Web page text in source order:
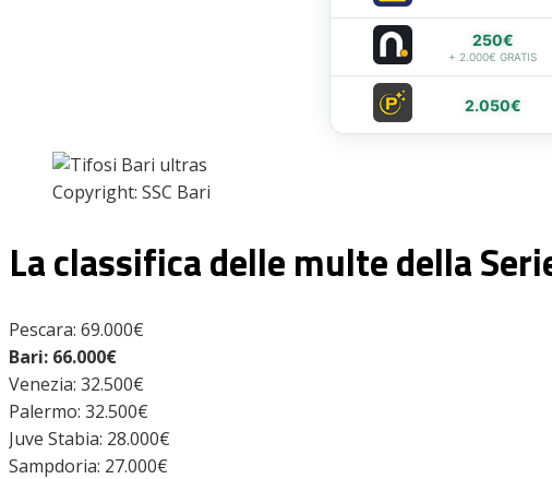
250€
+ 2.000€ GRATIS
2.050€
Copyright: SSC Bari
La classifica delle multe della
Pescara: 69.000€
Bari: 66.000€
Venezia: 32.500€
Palermo: 32.500€
Juve Stabia: 28.000€
Sampdoria: 27.000€